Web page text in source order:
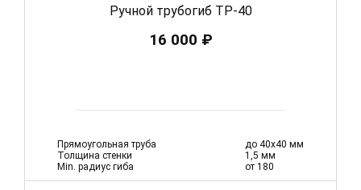
Ручной трубогиб ТР-40
16 000 ₽
Прямоугольная труба
Толщина стенки
Min. радиус гиба
до 40х40 мм
1,5 мм
от 180